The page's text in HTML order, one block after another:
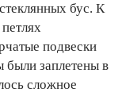
бус. К
подвески
заплетены в
сложное